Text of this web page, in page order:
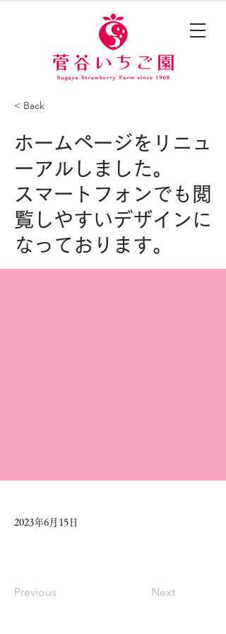
< Back
ホームページをリニュ
ーアルしました。
スマートフォンでも閲
覧しやすいデザインに
なっております。
2023年6月15日
Previous Next